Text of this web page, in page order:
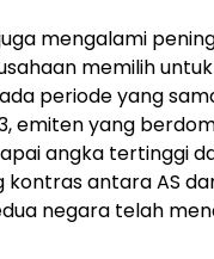
mengalami
memilih
periode yang
emiten yang
angka tertinggi
antara AS
negara telah